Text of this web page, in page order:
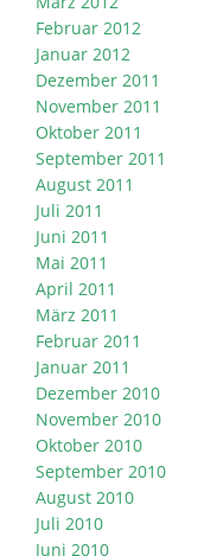
Februar 2012
Januar 2012
Dezember 2011
November 2011
Oktober 2011
September 2011
August 2011
Juli 2011
Juni 2011
Mai 2011
April 2011
März 2011
Februar 2011
Januar 2011
Dezember 2010
November 2010
Oktober 2010
September 2010
August 2010
Juli 2010
Juni 2010